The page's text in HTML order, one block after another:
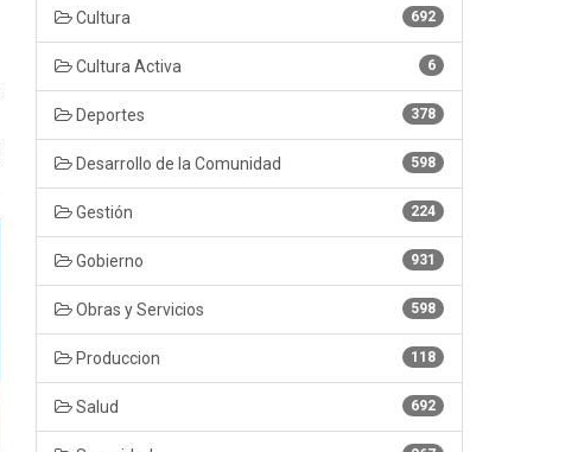
692
Cultura
6
Cultura Activa
378
Deportes
598
Desarrollo de la Comunidad
224
Gestión
931
Gobierno
598
Obras y Servicios
118
Produccion
692
Salud